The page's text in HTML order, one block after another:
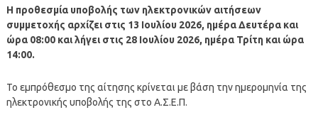
Η προθεσμία υποβολής των ηλεκτρονικών αιτήσεων
συμμετοχής αρχίζει στις 13 Ιουλίου 2026, ημέρα Δευτέρα και
ώρα 08:00 και λήγει στις 28 Ιουλίου 2026, ημέρα Τρίτη και ώρα
14:00.
Το εμπρόθεσμο της αίτησης κρίνεται με βάση την ημερομηνία της
ηλεκτρονικής υποβολής της στο Α.Σ.Ε.Π.